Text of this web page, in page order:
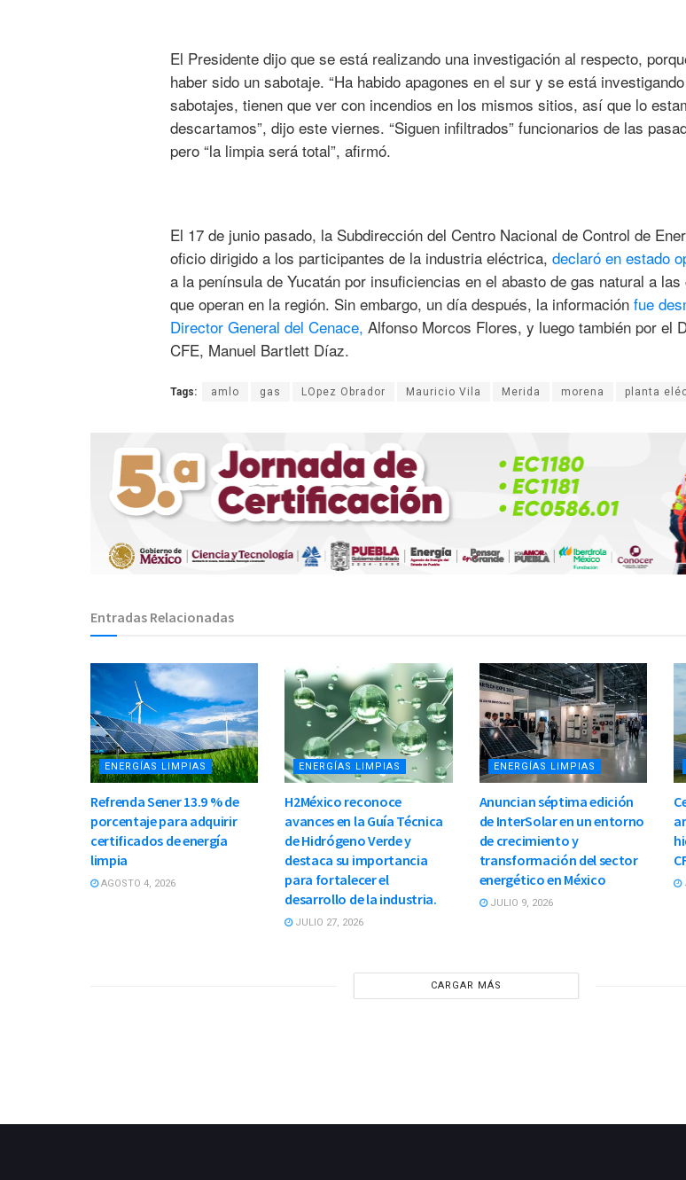
El Presidente dijo que se está realizando una investigación al respecto,
haber sido un sabotaje. “Ha habido apagones en el sur y se está
sabotajes, tienen que ver con incendios en los mismos sitios, así que lo
descartamos”, dijo este viernes. “Siguen infiltrados” funcionarios de las
pero “la limpia será total”, afirmó.
El 17 de junio pasado, la Subdirección del Centro Nacional de Control de
oficio dirigido a los participantes de la industria eléctrica, declaró en estado
a la península de Yucatán por insuficiencias en el abasto de gas natural a
que operan en la región. Sin embargo, un día después, la información fue
Director General del Cenace, Alfonso Morcos Flores, y luego también por el
CFE, Manuel Bartlett Díaz.
Tags: amlo gas LOpez Obrador Mauricio Vila Merida morena planta
Entradas Relacionadas
ENERGÍAS LIMPIAS
Refrenda Sener 13.9 % de
porcentaje para adquirir
certificados de energía
limpia
AGOSTO 4, 2026
ENERGÍAS LIMPIAS
H2México reconoce
avances en la Guía Técnica
de Hidrógeno Verde y
destaca su importancia
para fortalecer el
desarrollo de la industria.
JULIO 27, 2026
ENERGÍAS LIMPIAS
Anuncian séptima edición
de InterSolar en un entorno
de crecimiento y
transformación del sector
energético en México
JULIO 9, 2026
CARGAR MÁS